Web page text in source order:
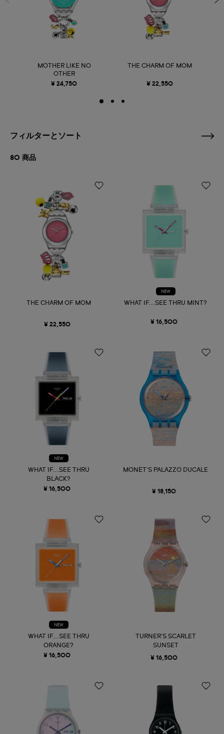
MOTHER LIKE NO
OTHER
¥ 24,750
THE CHARM OF MOM
¥ 22,550
フィルターとソート
80 商品
THE CHARM OF MOM
¥ 22,550
NEW
WHAT IF...SEE THRU MINT?
¥ 16,500
NEW
WHAT IF...SEE THRU
BLACK?
¥ 16,500
MONET'S PALAZZO DUCALE
¥ 18,150
NEW
WHAT IF...SEE THRU
ORANGE?
¥ 16,500
TURNER'S SCARLET
SUNSET
¥ 16,500